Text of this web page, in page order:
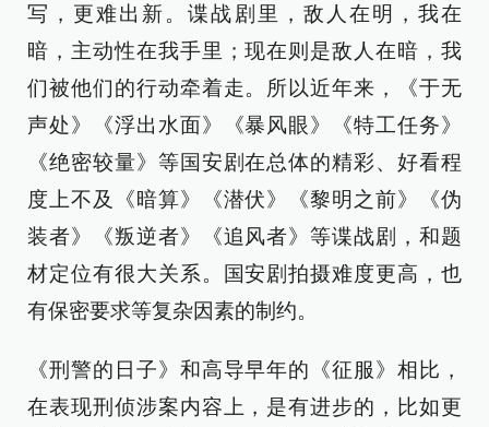
写，更难出新。谍战剧里，敌人在明，我在
暗，主动性在我手里；现在则是敌人在暗，我
们被他们的行动牵着走。所以近年来，《于无
声处》《浮出水面》《暴风眼》《特工任务》
《绝密较量》等国安剧在总体的精彩、好看程
度上不及《暗算》《潜伏》《黎明之前》《伪
装者》《叛逆者》《追风者》等谍战剧，和题
材定位有很大关系。国安剧拍摄难度更高，也
有保密要求等复杂因素的制约。
《刑警的日子》和高导早年的《征服》相比，
在表现刑侦涉案内容上，是有进步的，比如更